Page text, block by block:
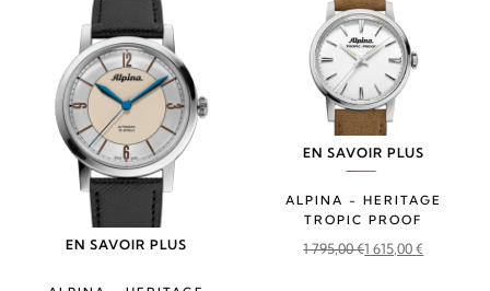
était :
1
695,00 €.
est :
1
525,00 €.
EN SAVOIR PLUS
EN SAVOIR PLUS
ALPINA - HERITAGE
TROPIC PROOF
1 795,00€
Le
1 615,00€
Le